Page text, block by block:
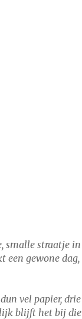
straatje
gewone
vel papier,
blijft het bij